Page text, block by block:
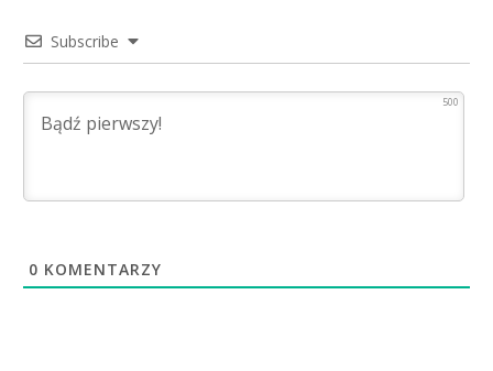
Subscribe
500
0 KOMENTARZY